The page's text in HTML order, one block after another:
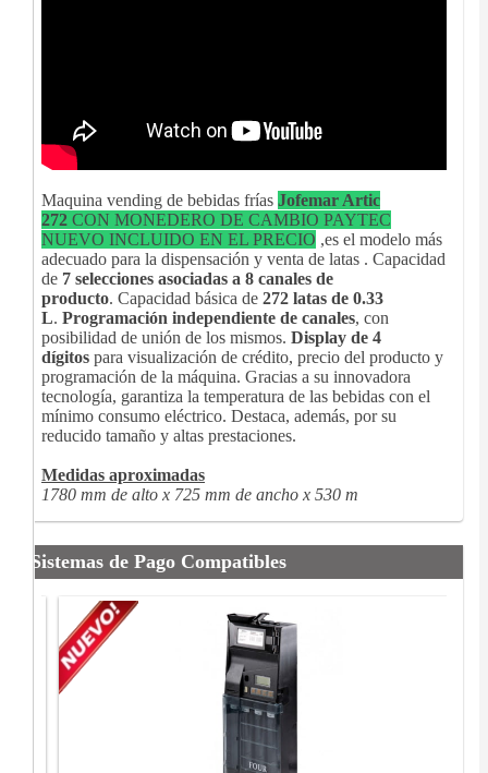
Maquina vending de bebidas frías Jofemar Artic
272 CON MONEDERO DE CAMBIO PAYTEC
NUEVO INCLUIDO EN EL PRECIO ,es el modelo más
adecuado para la dispensación y venta de latas . Capacidad
de 7 selecciones asociadas a 8 canales de
producto. Capacidad básica de 272 latas de 0.33
L. Programación independiente de canales, con
posibilidad de unión de los mismos. Display de 4
dígitos para visualización de crédito, precio del producto y
programación de la máquina. Gracias a su innovadora
tecnología, garantiza la temperatura de las bebidas con el
mínimo consumo eléctrico. Destaca, además, por su
reducido tamaño y altas prestaciones.
Medidas aproximadas
1780 mm de alto x 725 mm de ancho x 530 m
Sistemas de Pago Compatibles